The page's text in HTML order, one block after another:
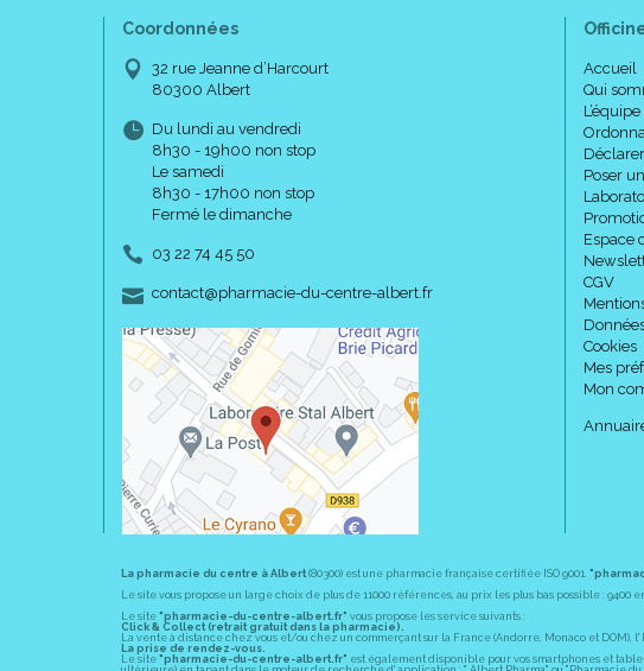
Coordonnées
32 rue Jeanne d’Harcourt
80300 Albert
Du lundi au vendredi
8h30 - 19h00 non stop
Le samedi
8h30 - 17h00 non stop
Fermé le dimanche
03 22 74 45 50
contact-
@-
pharmacie-du-centre-albert.fr
Accueil
Qui
Poser
Espace
CGV
Cookies
Mes
Mon
La pharmacie du centre à Albert(80300) est une pharmacie française certifiée ISO 9001.
Le site vous propose un large choix de plus de 11000 références, au prix les plus bas possible :
Le site "pharmacie-du-centre-albert.fr" vous propose les service suivants :
Click & Collect (retrait gratuit dans la pharmacie).
La vente à distance chez vous et/ou chez un commerçant sur la France (Andorre, Monaco et DOM),
La prise de rendez-vous.
Le site "pharmacie-du-centre-albert.fr" est également disponible pour vos smartphones et